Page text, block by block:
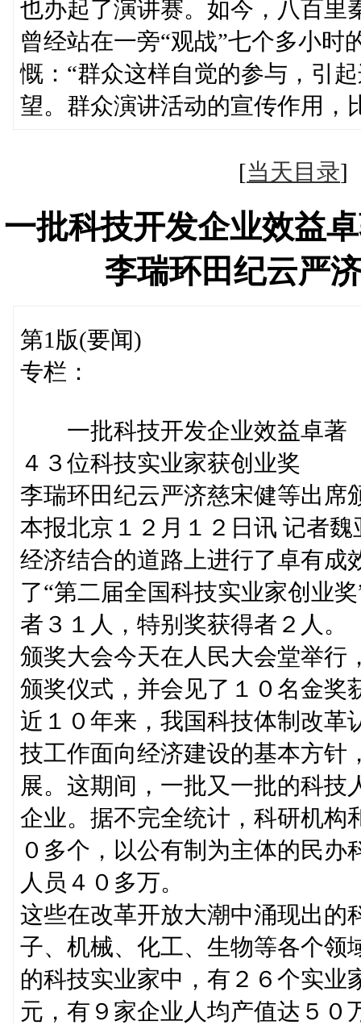
也办起了演讲赛。如今，八百里
曾经站在一旁“观战”七个多小时
慨：“群众这样自觉的参与，引
望。群众演讲活动的宣传作用，
[当天目录
一批科技开发企业效益
李瑞环田纪云严
第1版(要闻)
专栏：
一批科技开发企业效益卓著
４３位科技实业家获创业奖
李瑞环田纪云严济慈宋健等出席
本报北京１２月１２日讯 记者
经济结合的道路上进行了卓有成
了“第二届全国科技实业家创业
者３１人，特别奖获得者２人。
颁奖大会今天在人民大会堂举行
颁奖仪式，并会见了１０名金奖
近１０年来，我国科技体制改革
技工作面向经济建设的基本方针
展。这期间，一批又一批的科技
企业。据不完全统计，科研机构
０多个，以公有制为主体的民
人员４０多万。
这些在改革开放大潮中涌现出的
子、机械、化工、生物等各个领
的科技实业家中，有２６个实业
元，有９家企业人均产值达５０